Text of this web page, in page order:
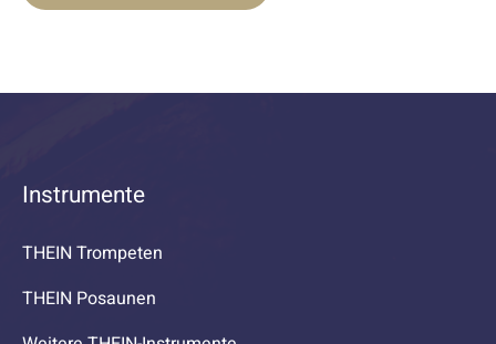
Instrumente
THEIN Trompeten
THEIN Posaunen